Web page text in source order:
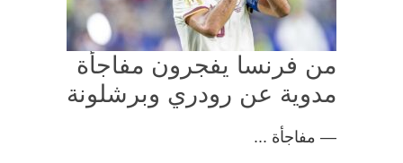
من فرنسا يفجرون مفاجأة
مدوية عن رودري وبرشلونة
— مفاجأة ...